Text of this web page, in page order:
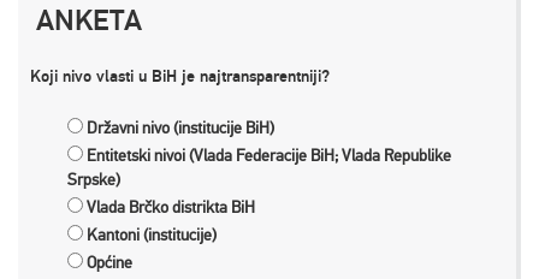
ANKETA
Koji nivo vlasti u BiH je najtransparentniji?
Državni nivo (institucije BiH)
Entitetski nivoi (Vlada Federacije BiH; Vlada Republike
Srpske)
Vlada Brčko distrikta BiH
Kantoni (institucije)
Općine